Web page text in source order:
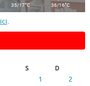
35/17°C 36/16°C
.
S D
1
2